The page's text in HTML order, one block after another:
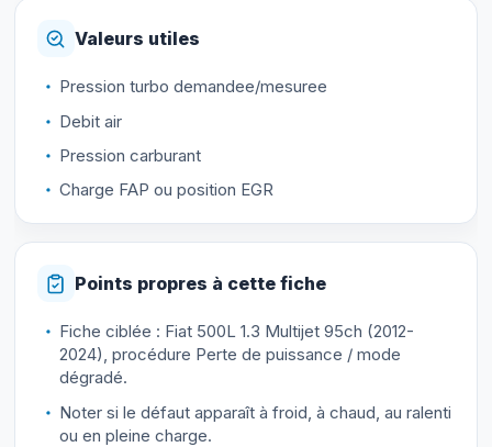
Valeurs utiles
Pression turbo demandee/mesuree
Debit air
Pression carburant
Charge FAP ou position EGR
Points propres à cette fiche
Fiche ciblée : Fiat 500L 1.3 Multijet 95ch (2012-
2024), procédure Perte de puissance / mode
dégradé.
Noter si le défaut apparaît à froid, à chaud, au ralenti
ou en pleine charge.